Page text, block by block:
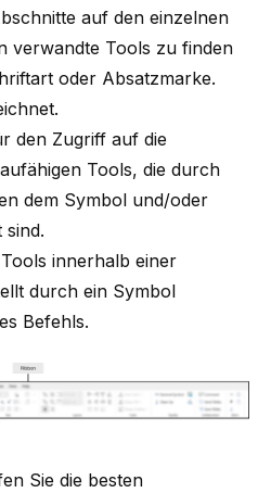
auf den einzelnen
verwandte Tools zu finden
oder Absatzmarke.
den Zugriff auf die
Tools, die durch
dem Symbol und/oder
sind.
innerhalb einer
durch ein Symbol
Befehls.
Sie die besten